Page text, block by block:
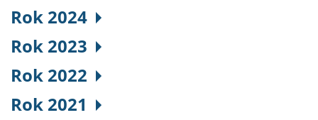
Rok 2024
Rok 2023
Rok 2022
Rok 2021